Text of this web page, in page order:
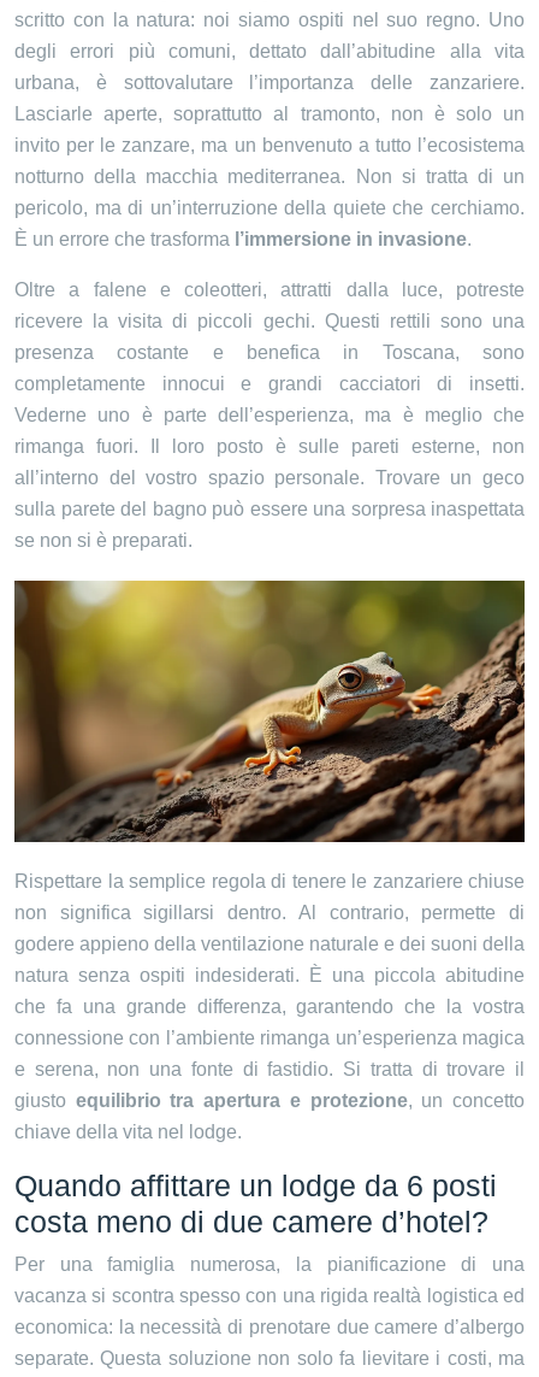
scritto con la natura: noi siamo ospiti nel suo regno. Uno
degli errori più comuni, dettato dall’abitudine alla vita
urbana, è sottovalutare l’importanza delle zanzariere.
Lasciarle aperte, soprattutto al tramonto, non è solo un
invito per le zanzare, ma un benvenuto a tutto l’ecosistema
notturno della macchia mediterranea. Non si tratta di un
pericolo, ma di un’interruzione della quiete che cerchiamo.
È un errore che trasforma l’immersione in invasione.
Oltre a falene e coleotteri, attratti dalla luce, potreste
ricevere la visita di piccoli gechi. Questi rettili sono una
presenza costante e benefica in Toscana, sono
completamente innocui e grandi cacciatori di insetti.
Vederne uno è parte dell’esperienza, ma è meglio che
rimanga fuori. Il loro posto è sulle pareti esterne, non
all’interno del vostro spazio personale. Trovare un geco
sulla parete del bagno può essere una sorpresa inaspettata
se non si è preparati.
Rispettare la semplice regola di tenere le zanzariere chiuse
non significa sigillarsi dentro. Al contrario, permette di
godere appieno della ventilazione naturale e dei suoni della
natura senza ospiti indesiderati. È una piccola abitudine
che fa una grande differenza, garantendo che la vostra
connessione con l’ambiente rimanga un’esperienza magica
e serena, non una fonte di fastidio. Si tratta di trovare il
giusto equilibrio tra apertura e protezione, un concetto
chiave della vita nel lodge.
Quando affittare un lodge da 6 posti
costa meno di due camere d’hotel?
Per una famiglia numerosa, la pianificazione di una
vacanza si scontra spesso con una rigida realtà logistica ed
economica: la necessità di prenotare due camere d’albergo
separate. Questa soluzione non solo fa lievitare i costi, ma